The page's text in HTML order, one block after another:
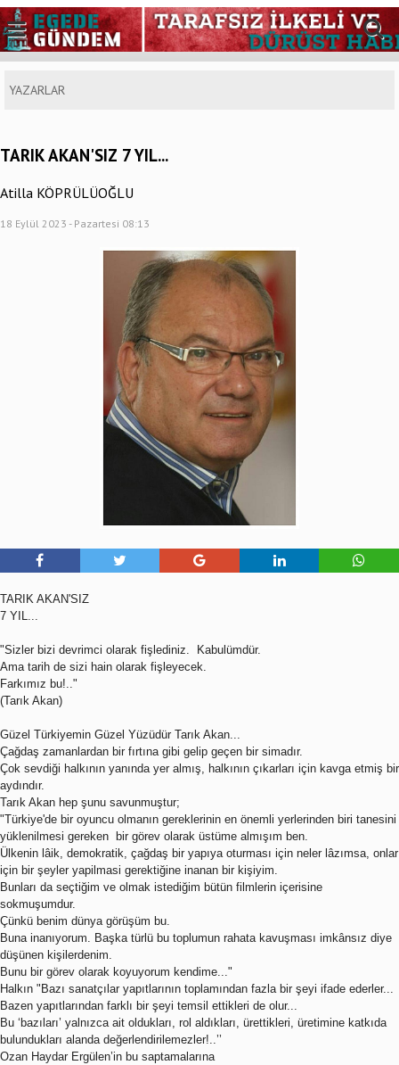
YAZARLAR
TARIK AKAN'SIZ 7 YIL...
Atilla KÖPRÜLÜOĞLU
18 Eylül 2023 - Pazartesi 08:13
TARIK AKAN'SIZ
7 YIL...
"Sizler bizi devrimci olarak fişlediniz. Kabulümdür.
Ama tarih de sizi hain olarak fişleyecek.
Farkımız bu!.."
(Tarık Akan)
Güzel Türkiyemin Güzel Yüzüdür Tarık Akan...
Çağdaş zamanlardan bir fırtına gibi gelip geçen bir simadır.
Çok sevdiği halkının yanında yer almış, halkının çıkarları için kavga etmiş bir
aydındır.
Tarık Akan hep şunu savunmuştur;
"Türkiye'de bir oyuncu olmanın gereklerinin en önemli yerlerinden biri tanesini
yüklenilmesi gereken bir görev olarak üstüme almışım ben.
Ülkenin lâik, demokratik, çağdaş bir yapıya oturması için neler lâzımsa, onlar
için bir şeyler yapilmasi gerektiğine inanan bir kişiyim.
Bunları da seçtiğim ve olmak istediğim bütün filmlerin içerisine
sokmuşumdur.
Çünkü benim dünya görüşüm bu.
Buna inanıyorum. Başka türlü bu toplumun rahata kavuşması imkânsız diye
düşünen kişilerdenim.
Bunu bir görev olarak koyuyorum kendime..."
Halkın "Bazı sanatçılar yapıtlarının toplamından fazla bir şeyi ifade ederler...
Bazen yapıtlarından farklı bir şeyi temsil ettikleri de olur...
Bu ‘bazıları’ yalnızca ait oldukları, rol aldıkları, ürettikleri, üretimine katkıda
bulundukları alanda değerlendirilemezler!..’’
Ozan Haydar Ergülen’in bu saptamalarına